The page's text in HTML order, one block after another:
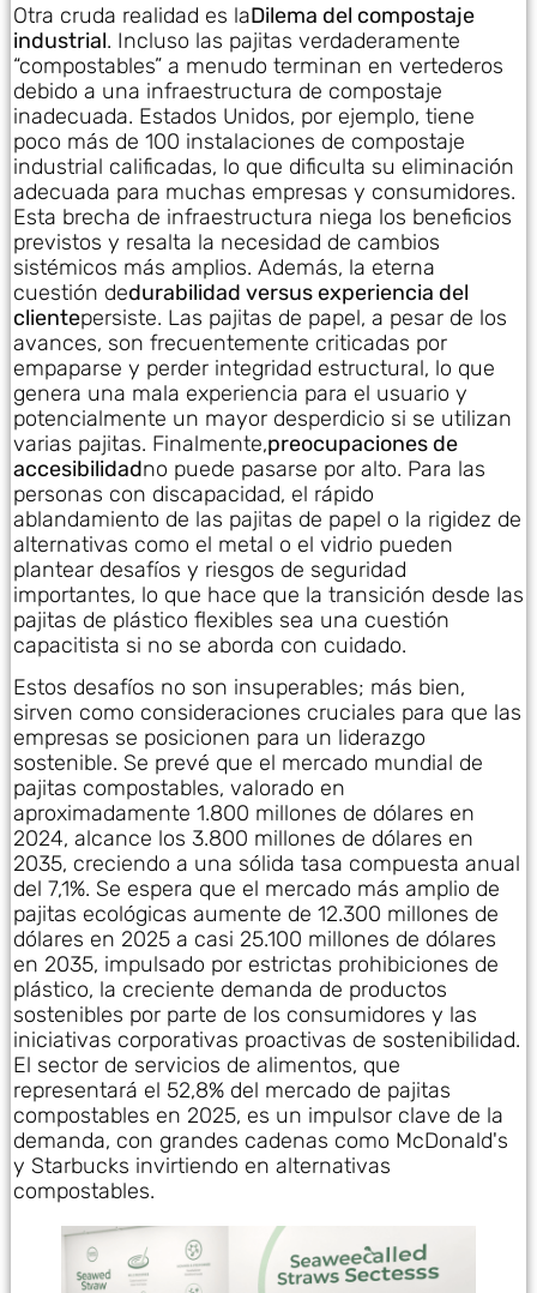
Otra cruda realidad es laDilema del compostaje
industrial. Incluso las pajitas verdaderamente
“compostables” a menudo terminan en vertederos
debido a una infraestructura de compostaje
inadecuada. Estados Unidos, por ejemplo, tiene
poco más de 100 instalaciones de compostaje
industrial calificadas, lo que dificulta su eliminación
adecuada para muchas empresas y consumidores.
Esta brecha de infraestructura niega los beneficios
previstos y resalta la necesidad de cambios
sistémicos más amplios. Además, la eterna
cuestión dedurabilidad versus experiencia del
clientepersiste. Las pajitas de papel, a pesar de los
avances, son frecuentemente criticadas por
empaparse y perder integridad estructural, lo que
genera una mala experiencia para el usuario y
potencialmente un mayor desperdicio si se utilizan
varias pajitas. Finalmente,preocupaciones de
accesibilidadno puede pasarse por alto. Para las
personas con discapacidad, el rápido
ablandamiento de las pajitas de papel o la rigidez de
alternativas como el metal o el vidrio pueden
plantear desafíos y riesgos de seguridad
importantes, lo que hace que la transición desde las
pajitas de plástico flexibles sea una cuestión
capacitista si no se aborda con cuidado.
Estos desafíos no son insuperables; más bien,
sirven como consideraciones cruciales para que las
empresas se posicionen para un liderazgo
sostenible. Se prevé que el mercado mundial de
pajitas compostables, valorado en
aproximadamente 1.800 millones de dólares en
2024, alcance los 3.800 millones de dólares en
2035, creciendo a una sólida tasa compuesta anual
del 7,1%. Se espera que el mercado más amplio de
pajitas ecológicas aumente de 12.300 millones de
dólares en 2025 a casi 25.100 millones de dólares
en 2035, impulsado por estrictas prohibiciones de
plástico, la creciente demanda de productos
sostenibles por parte de los consumidores y las
iniciativas corporativas proactivas de sostenibilidad.
El sector de servicios de alimentos, que
representará el 52,8% del mercado de pajitas
compostables en 2025, es un impulsor clave de la
demanda, con grandes cadenas como McDonald's
y Starbucks invirtiendo en alternativas
compostables.